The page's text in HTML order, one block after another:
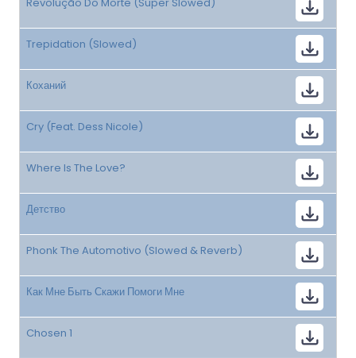
Trepidation (Slowed)
Коханий
Cry (Feat. Dess Nicole)
Where Is The Love?
Детство
Phonk The Automotivo (Slowed & Reverb)
Как Мне Быть Скажи Помоги Мне
Chosen 1